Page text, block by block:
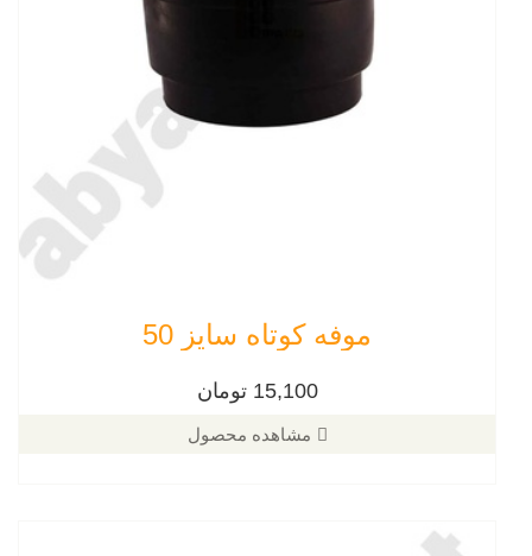
موفه کوتاه سایز 50
15,100 تومان
مشاهده محصول